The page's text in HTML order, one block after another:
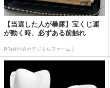
【当選した人が暴露】宝くじ運
が動く時、必ずある前触れ
PR(合同会社デジタルファーム )